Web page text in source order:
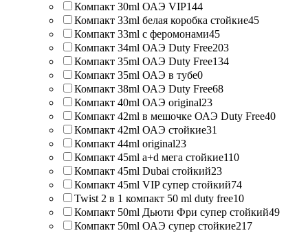
Компакт 30ml ОАЭ VIP144
Компакт 33ml белая коробка стойкие45
Компакт 33ml с феромонами45
Компакт 34ml ОАЭ Duty Free203
Компакт 35ml ОАЭ Duty Free134
Компакт 35ml ОАЭ в тубе0
Компакт 38ml ОАЭ Duty Free68
Компакт 40ml ОАЭ original23
Компакт 42ml в мешочке ОАЭ Duty Free40
Компакт 42ml ОАЭ стойкие31
Компакт 44ml original23
Компакт 45ml a+d мега стойкие110
Компакт 45ml Dubai стойкий23
Компакт 45ml VIP супер стойкий74
Twist 2 в 1 компакт 50 ml duty free10
Компакт 50ml Дьюти Фри супер стойкий49
Компакт 50ml ОАЭ супер стойкие217